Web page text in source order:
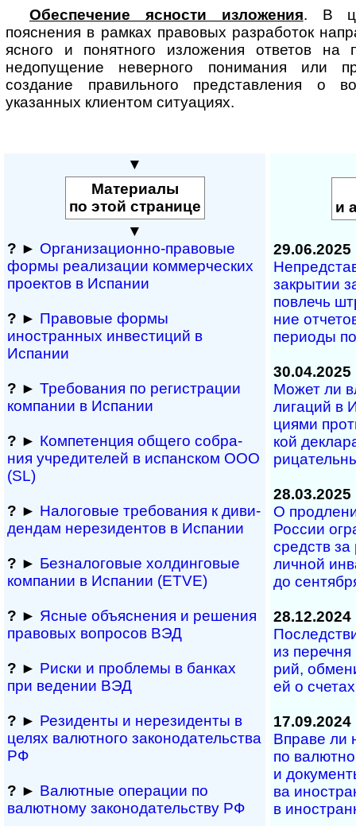
Обеспечение ясности изложения. В
пояснения в рамках правовых разработок
ясного и понятного изложения ответов на
недопущение неверного понимания или
создание правильного представления о
указанных клиентом ситуациях.
▼
Материалы
по этой странице
▼
? ► Организационно-правовые
формы реализации коммерческих
проектов в Испании
? ► Правовые формы
иностранных инвестиций в
Испании
? ► Требования по регистрации
компании в Испании
? ► Компетенция обще­го соб­ра­
ния учре­ди­те­лей в испан­с­ком ООО
(SL)
? ► Налоговые требо­ва­ния к диви­
ден­дам нере­зи­ден­тов в Испании
? ► Безналоговые холдинго­вые
ком­па­нии в Испании (ETVE)
? ► Ясные объяснения и решения
правовых вопросов ВЭД
? ► Риски и проблемы в банках
при ведении ВЭД
? ► Резиденты и не­ре­зи­ден­ты в
целях валютного за­ко­но­да­тель­ст­ва
РФ
? ► Валютные операции по
валютному за­ко­но­да­тель­ст­ву РФ
и
29.06.2025
за­кры­тии
по­влечь
ние
пе­ри­о­ды
30.04.2025
Может ли
ли­га­ций в
ци­ями
кой
28.03.2025
О
Рос­сии
средств
лич­ной
до
28.12.2024
из
рий,
ей о
17.09.2024
Вправе ли
по
и
ва
в